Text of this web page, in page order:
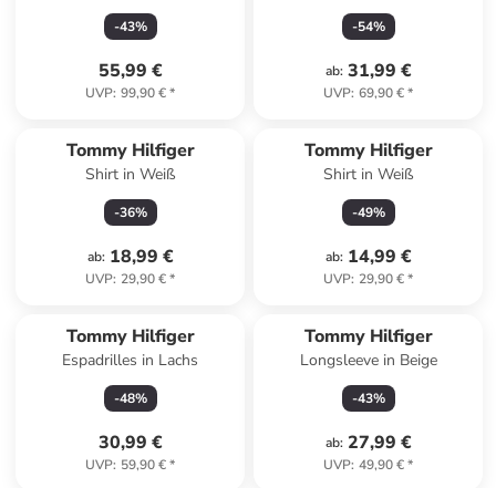
-43%
55,99 €
UVP: 99,90 €*
-54%
ab: 31,99 €
UVP: 69,90 €*
Tommy Hilfiger
Shirt in Weiß
-36%
ab: 18,99 €
UVP: 29,90 €*
Tommy Hilfiger
Shirt in Weiß
-49%
ab: 14,99 €
UVP: 29,90 €*
Tommy Hilfiger
Espadrilles in Lachs
-48%
30,99 €
UVP: 59,90 €*
Tommy Hilfiger
Longsleeve in Beige
-43%
ab: 27,99 €
UVP: 49,90 €*